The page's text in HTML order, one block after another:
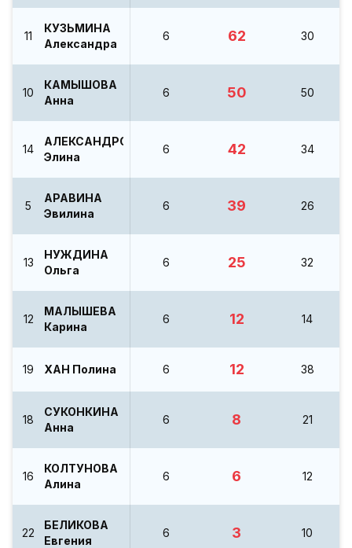
11
КУЗЬМИНА
Александра
6 62 30
10
КАМЫШОВА
Анна
6 50 50
14
АЛЕКСАНДРОВА
Элина
6 42 34
5
АРАВИНА
Эвилина
6 39 26
13
НУЖДИНА
Ольга
6 25 32
12
МАЛЫШЕВА
Карина
6 12 14
19 ХАН Полина 6 12 38
18
СУКОНКИНА
Анна
6 8 21
16
КОЛТУНОВА
Алина
6 6 12
22
БЕЛИКОВА
Евгения
6 3 10